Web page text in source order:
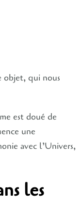
objet, qui nous
est doué de
une
avec l’Univers,
les